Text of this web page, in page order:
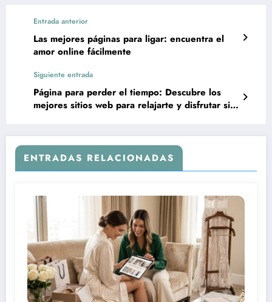
Entrada anterior
Las mejores páginas para ligar: encuentra el
amor online fácilmente
Siguiente entrada
Página para perder el tiempo: Descubre los
mejores sitios web para relajarte y disfrutar sin
ENTRADAS RELACIONADAS